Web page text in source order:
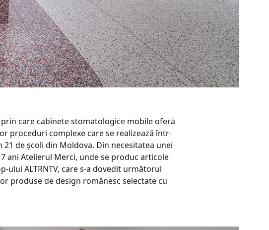
care cabinete stomatologice mobile oferă
proceduri complexe care se realizează într-
de școli din Moldova. Din necesitatea unei
ani Atelierul Merci, unde se produc articole
ALTRNTV, care s-a dovedit următorul
produse de design românesc selectate cu